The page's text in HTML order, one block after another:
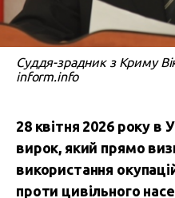
Суддя-зрадник з Криму
inform.info
28 квітня 2026 року в
вирок, який прямо
використання
проти цивільного